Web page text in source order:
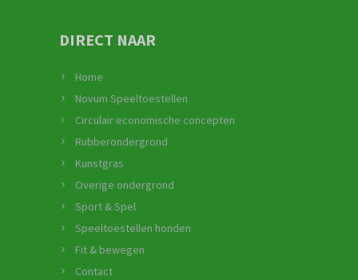
DIRECT NAAR
Home
Novum Speeltoestellen
Circulair economische concepten
Rubberondergrond
Kunstgras
Overige ondergrond
Sport & Spel
Speeltoestellen honden
Fit & bewegen
Contact